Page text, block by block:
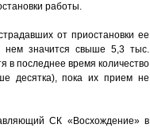
работы.
от приостановки ее
нем значится свыше 5,3 тыс.
в последнее время количество
десятка), пока их прием не
СК «Восхождение» в